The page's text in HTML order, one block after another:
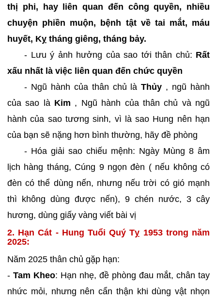
thị phi, hay liên quan đến công quyền, nhiều
chuyện phiền muộn, bệnh tật về tai mắt, máu
huyết, Kỵ tháng giêng, tháng bảy.
- Lưu ý ảnh hưởng của sao tới thân chủ: Rất
xấu nhất là việc liên quan đến chức quyền
- Ngũ hành của thân chủ làThủy , ngũ hành
của sao là Kim , Ngũ hành của thân chủ và ngũ
hành của sao tương sinh, vì là sao Hung nên hạn
của bạn sẽ nặng hơn bình thường, hãy đề phòng
- Hóa giải sao chiếu mệnh: Ngày Mùng 8 âm
lịch hàng tháng, Cúng 9 ngọn đèn ( nếu không có
đèn có thể dùng nến, nhưng nếu trời có gió mạnh
thì không dùng được nến), 9 chén nước, 3 cây
hương, dùng giấy vàng viết bài vị
2. Hạn Cát - Hung Tuổi Quý Tỵ 1953 trong năm
2025:
Năm 2025 thân chủ gặp hạn:
- Tam Kheo: Hạn nhẹ, đề phòng đau mắt, chân tay
nhức mỏi, nhưng nên cẩn thận khi dùng vật nhọn